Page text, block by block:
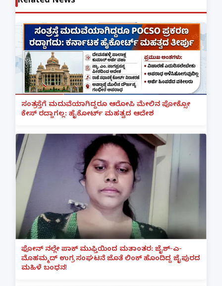
ಸಂತ್ರಸ್ತೆಗೆ ಮದುವೆಯಾಗಿದ್ದರೂ ಆರೋಪಿ ಮೇಲಿನ ಪೋಕ್ಸೋ
ಕೇಸ್ ರದ್ದಾಗಲ್ಲ: ಹೈಕೋರ್ಟ್ ಮಹತ್ವದ ಆದೇಶ
ಫೋನ್ ನಲ್ಲೇ ಪಾಕ್ ಮುಫ್ತಿಯಿಂದ ಮತಾಂತರ: ಜೈಶ್-ಎ-
ಮೊಹಮ್ಮದ್ ಉಗ್ರ ಸಂಘಟನೆ ಜೊತೆ ಲಿಂಕ್ ಹೊಂದಿದ್ದ ಜೈಪುರದ
ಮಹಿಳೆ ಬಂಧನ!